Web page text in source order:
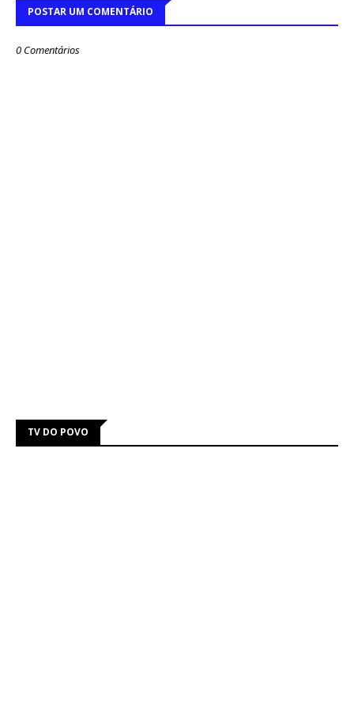
POSTAR UM COMENTÁRIO
0 Comentários
TV DO POVO